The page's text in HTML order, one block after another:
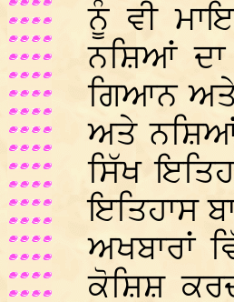
ਨੂੰ ਵੀ
ਨਸ਼ਿਆਂ
ਗਿਆਨ ਅਤੇ
ਅਤੇ ਨਸ਼ਿਆਂ
ਸਿੱਖ
ਇਤਿਹਾਸ
ਅਖਬਾਰਾਂ
ਕੋਸ਼ਿਸ਼